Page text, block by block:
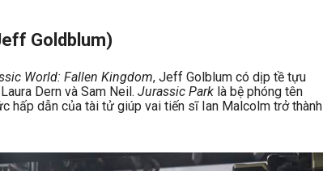
Goldblum)
World: Fallen Kingdom, Jeff Golblum có dịp tề tựu
Dern và Sam Neil. Jurassic Park là bệ phóng tên
hấp dẫn của tài tử giúp vai tiến sĩ Ian Malcolm trở thành